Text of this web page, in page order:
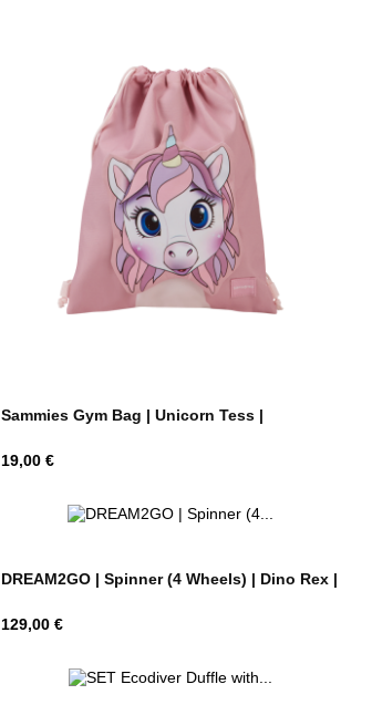
Sammies Gym Bag | Unicorn Tess |
Hind
19,00 €
DREAM2GO | Spinner (4 Wheels) | Dino Rex |
Hind
129,00 €